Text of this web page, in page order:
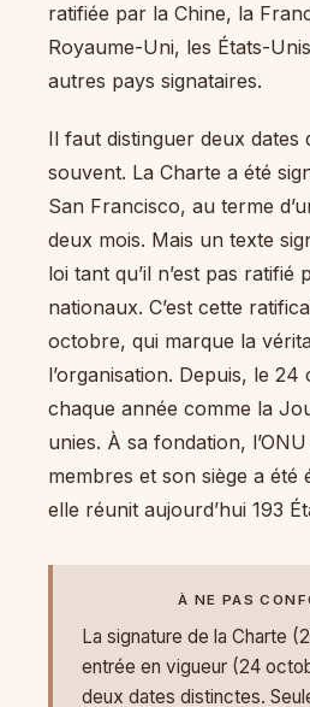
ratifiée par la Chine, la
Royaume-Uni, les États-
autres pays signataires.
Il faut distinguer deux dates
souvent. La Charte a été
San Francisco, au terme
deux mois. Mais un texte
loi tant qu’il n’est pas ratifié
nationaux. C’est cette
octobre, qui marque la
l’organisation. Depuis, le
chaque année comme la
unies. À sa fondation,
membres et son siège a été
elle réunit aujourd’hui 193
À NE PAS
La signature de la Charte
entrée en vigueur (24
deux dates distinctes.